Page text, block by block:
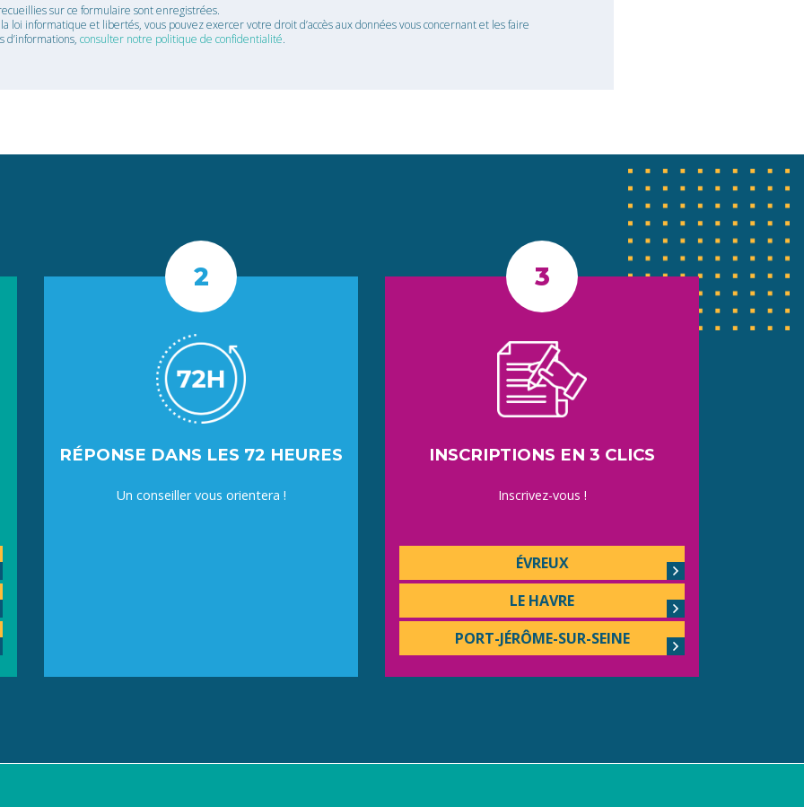
sur ce formulaire sont enregistrées.
loi informatique et libertés, vous pouvez exercer votre droit d’accès aux données vous concernant et les faire
d’informations, consulter notre politique de confidentialité.
RÉPONSE DANS LES 72 HEURES
Un conseiller vous orientera !
INSCRIPTIONS EN 3 CLICS
Inscrivez-vous !
ÉVREUX
LE HAVRE
PORT-JÉRÔME-SUR-SEINE